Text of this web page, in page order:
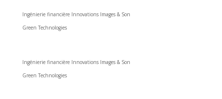
Ingénierie financière Innovations Images & Son
Green Technologies
Ingénierie financière Innovations Images & Son
Green Technologies